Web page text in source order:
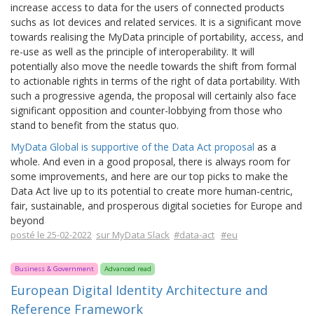
increase access to data for the users of connected products
suchs as Iot devices and related services. It is a significant move
towards realising the MyData principle of portability, access, and
re-use as well as the principle of interoperability. It will
potentially also move the needle towards the shift from formal
to actionable rights in terms of the right of data portability. With
such a progressive agenda, the proposal will certainly also face
significant opposition and counter-lobbying from those who
stand to benefit from the status quo.
MyData Global is supportive of the Data Act proposal as a
whole. And even in a good proposal, there is always room for
some improvements, and here are our top picks to make the
Data Act live up to its potential to create more human-centric,
fair, sustainable, and prosperous digital societies for Europe and
beyond
posté le 25-02-2022 sur MyData Slack #data-act #eu
Business & Government Advanced read
European Digital Identity Architecture and
Reference Framework